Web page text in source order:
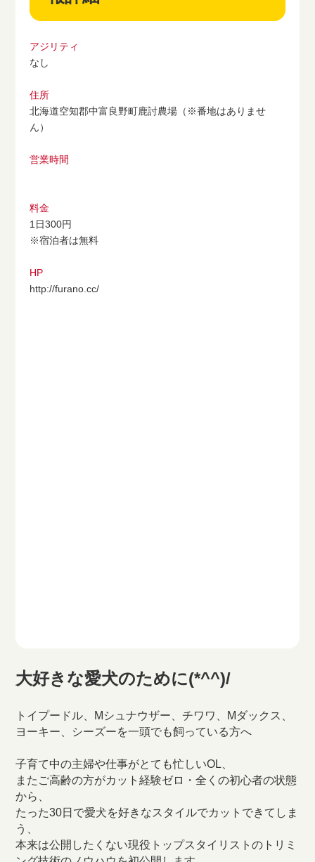
アジリティ
なし
住所
北海道空知郡中富良野町鹿討農場（※番地はありませ
ん）
営業時間
料金
1日300円
※宿泊者は無料
HP
http://furano.cc/
大好きな愛犬のために(*^^)/
トイプードル、Mシュナウザー、チワワ、Mダックス、
ヨーキー、シーズーを一頭でも飼っている方へ
子育て中の主婦や仕事がとても忙しいOL、
またご高齢の方がカット経験ゼロ・全くの初心者の状態
から、
たった30日で愛犬を好きなスタイルでカットできてしま
う、
本来は公開したくない現役トップスタイリストのトリミ